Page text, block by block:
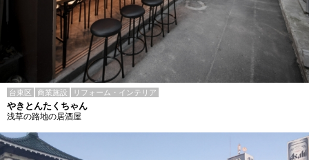
台東区 商業施設 リフォーム・インテリア
やきとんたくちゃん
浅草の路地の居酒屋